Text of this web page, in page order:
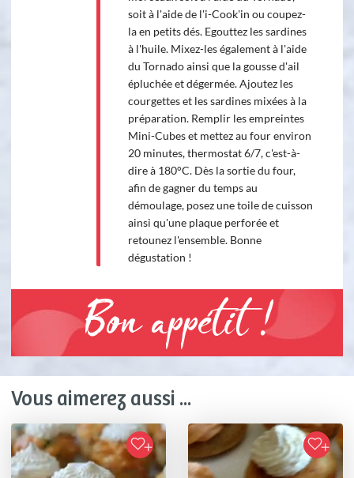
soit à l'aide de l'i-Cook'in ou coupez-
la en petits dés. Egouttez les sardines
à l'huile. Mixez-les également à l'aide
du Tornado ainsi que la gousse d'ail
épluchée et dégermée. Ajoutez les
courgettes et les sardines mixées à la
préparation. Remplir les empreintes
Mini-Cubes et mettez au four environ
20 minutes, thermostat 6/7, c'est-à-
dire à 180°C. Dès la sortie du four,
afin de gagner du temps au
démoulage, posez une toile de cuisson
ainsi qu'une plaque perforée et
retounez l'ensemble. Bonne
dégustation !
Bon appétit !
Vous aimerez aussi ...